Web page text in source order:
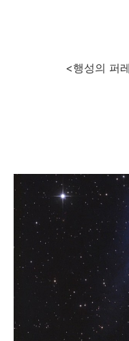
<행성의 퍼